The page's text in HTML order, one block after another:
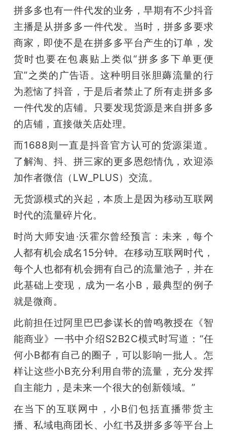
拼多多也有一件代发的业务，早期有不少抖音
主播是从拼多多一件代发。当时，拼多多要求
商家，即使不是在拼多多平台产生的订单，发
货时也要在包裹贴上类似“拼多多下单更便
宜”之类的广告语。这种明目张胆薅流量的行
为惹恼了抖音，于是后者禁止了所有走拼多多
一件代发的店铺。只要发现货源是来自拼多多
的店铺，直接做关店处理。
而1688则一直是抖音官方认可的货源渠道。
了解淘、抖、拼三家的更多恩怨情仇，欢迎添
加作者微信（LW_PLUS）交流。
无货源模式的兴起，本质上是因为移动互联网
时代的流量碎片化。
时尚大师安迪·沃霍尔曾经预言：未来，每个
人都有机会成名15分钟。在移动互联网时代，
每个人也都有机会拥有自己的流量池子，并在
此基础上变现，成为一名小B，最典型的例子
就是微商。
此前担任过阿里巴巴参谋长的曾鸣教授在《智
能商业》一书中介绍S2B2C模式时写道：“任
何小B都有自己的圈子，可以影响一批人。怎
样让这些小B充分利用自带的流量，充分发挥
自主能力，是未来一个很大的创新领域。”
在当下的互联网中，小B们包括直播带货主
播、私域电商团长、小红书及拼多多等平台上